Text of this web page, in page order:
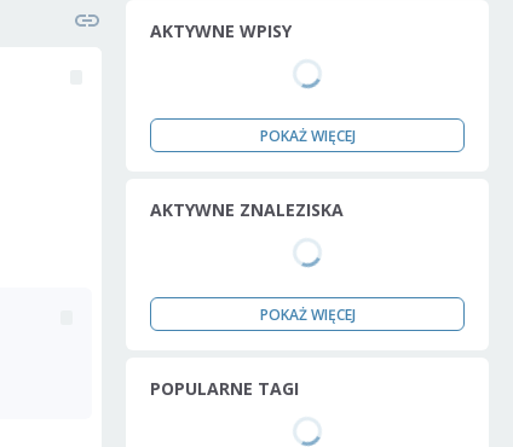
AKTYWNE WPISY
POKAŻ WIĘCEJ
AKTYWNE ZNALEZISKA
POKAŻ WIĘCEJ
POPULARNE TAGI